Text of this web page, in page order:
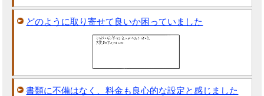
どのように取り寄せて良いか困っていました
書類に不備はなく、料金も良心的な設定と感じました